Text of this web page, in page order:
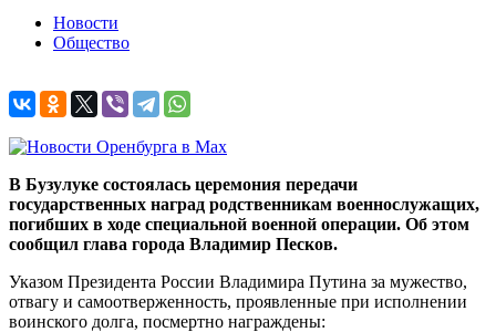
Новости
Общество
В Бузулуке состоялась церемония передачи
государственных наград родственникам военнослужащих,
погибших в ходе специальной военной операции. Об этом
сообщил глава города Владимир Песков.
Указом Президента России Владимира Путина за мужество,
отвагу и самоотверженность, проявленные при исполнении
воинского долга, посмертно награждены: